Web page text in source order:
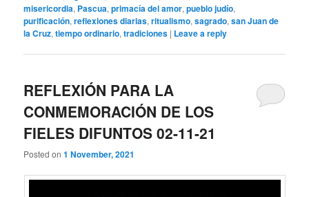
misericordia, Pascua,primacía del amor,pueblo judío,
purificación,reflexiones diarias,ritualismo,sagrado,san Juan de
la Cruz,tiempo ordinario,tradiciones | Leave a reply
REFLEXIÓN PARA LA
CONMEMORACIÓN DE LOS
FIELES DIFUNTOS 02-11-21
Posted on1 November, 2021